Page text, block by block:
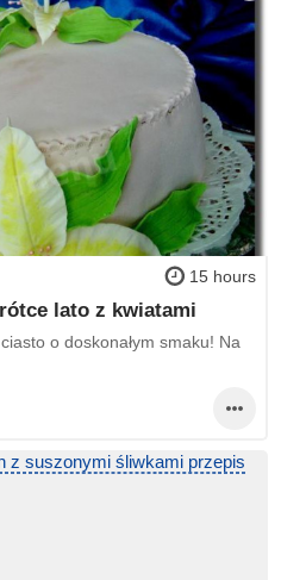
15 hours
lato z kwiatami
o doskonałym smaku! Na